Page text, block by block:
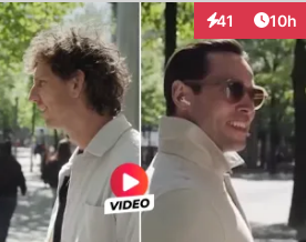
41
Interaktionen
10h